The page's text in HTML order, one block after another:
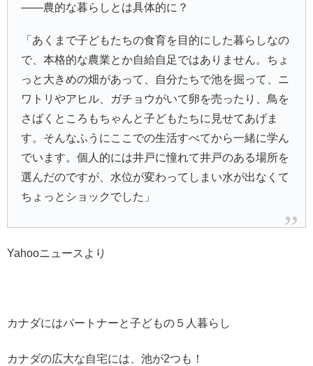
――農的な暮らしとは具体的に？
「あくまで子どもたちの食育を目的にした暮らしなの
で、本格的な農業とか自給自足ではありません。ちょ
っと大きめの畑があって、自分たちで池を掘って、ニ
ワトリやアヒル、ガチョウがいて卵を売ったり、鳥を
さばくところもちゃんと子どもたちに見せてあげま
す。そんなふうにここでの生活すべてから一緒に学ん
でいます。個人的には井戸に憧れて井戸のある場所を
選んだのですが、水位が変わってしまい水が出なくて
ちょっとショックでした」
Yahooニュースより
カナダにはパートナーと子どもの５人暮らし
カナダの広大な自宅には、池が2つも！